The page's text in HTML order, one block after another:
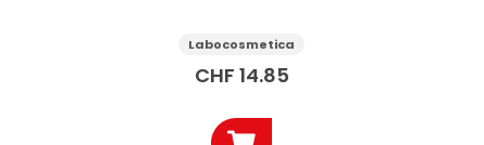
Mehrzweck 500 ml
Labocosmetica
CHF 14.85